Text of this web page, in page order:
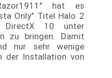
hat es
Only" Titel Halo 2
DirectX 10 unter
zu bringen. Damit
nur sehr wenige
der Installation von